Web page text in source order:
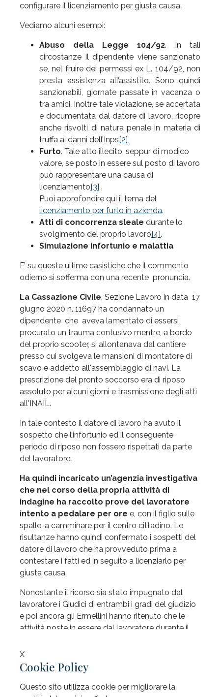
configurare il licenziamento per giusta causa.
Vediamo alcuni esempi:
Abuso della Legge 104/92. In tali
circostanze il dipendente viene sanzionato
se, nel fruire dei permessi ex L. 104/92, non
presta assistenza all’assistito. Sono quindi
sanzionabili, giornate passate in vacanza o
tra amici. Inoltre tale violazione, se accertata
e documentata dal datore di lavoro, ricopre
anche risvolti di natura penale in materia di
truffa ai danni dell’Inps[2]
Furto. Tale atto illecito, seppur di modico
valore, se posto in essere sul posto di lavoro
può rappresentare una causa di
licenziamento[3] .
Puoi approfondire qui il tema del
licenziamento per furto in azienda.
Atti di concorrenza sleale durante lo
svolgimento del proprio lavoro[4].
Simulazione infortunio e malattia
E’ su queste ultime casistiche che il commento
odierno si sofferma con una recente pronuncia.
La Cassazione Civile, Sezione Lavoro in data 17
giugno 2020 n. 11697 ha condannato un
dipendente che aveva lamentato di essersi
procurato un trauma contusivo mentre, a bordo
del proprio scooter, si allontanava dal cantiere
presso cui svolgeva le mansioni di montatore di
scavo e addetto all'assemblaggio di navi. La
prescrizione del pronto soccorso era di riposo
assoluto per alcuni giorni e trasmissione degli atti
all'INAIL.
In tale contesto il datore di lavoro ha avuto il
sospetto che l’infortunio ed il conseguente
periodo di riposo non fossero rispettati da parte
del lavoratore.
Ha quindi incaricato un’agenzia investigativa
che nel corso della propria attività di
indagine ha raccolto prove del lavoratore
intento a pedalare per ore e, con il figlio sulle
spalle, a camminare per il centro cittadino. Le
risultanze hanno quindi confermato i sospetti del
datore di lavoro che ha provveduto prima a
contestare i fatti ed in seguito a licenziarlo per
giusta causa.
Nonostante il ricorso sia stato impugnato dal
lavoratore i Giudici di entrambi i gradi del giudizio
e poi ancora gli Ermellini hanno ritenuto che le
attività poste in essere dal lavoratore durante il
di infortunio e volti comunque a ritardarne la
guarigione.
X
Cookie Policy
Questo sito utilizza cookie per migliorare la